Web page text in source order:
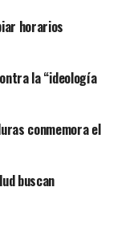
horarios
la “ideología
conmemora el
buscan